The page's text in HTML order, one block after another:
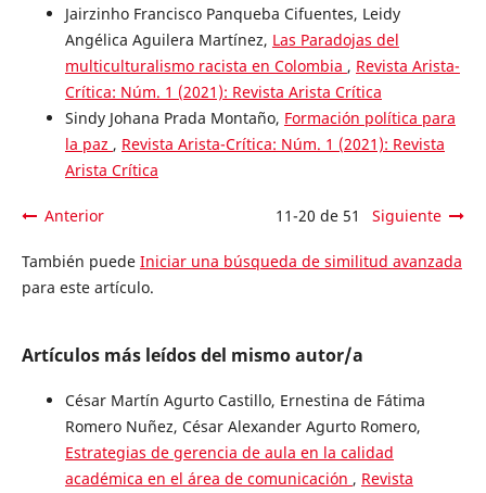
Jairzinho Francisco Panqueba Cifuentes, Leidy
Angélica Aguilera Martínez, Las Paradojas del
multiculturalismo racista en Colombia , Revista Arista-
Crítica: Núm. 1 (2021): Revista Arista Crítica
Sindy Johana Prada Montaño, Formación política para
la paz , Revista Arista-Crítica: Núm. 1 (2021): Revista
Arista Crítica
Anterior 11-20 de 51 Siguiente
También puede Iniciar una búsqueda de similitud avanzada
para este artículo.
Artículos más leídos del mismo autor/a
César Martín Agurto Castillo, Ernestina de Fátima
Romero Nuñez, César Alexander Agurto Romero,
Estrategias de gerencia de aula en la calidad
académica en el área de comunicación , Revista